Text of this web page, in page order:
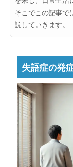
そこでこの記事で
説していきます。
失語症の発